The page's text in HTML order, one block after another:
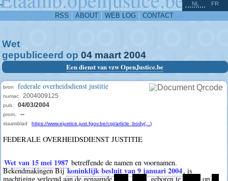
-
RSS ABOUT WEB LOG CONTACT
NL FR
Wet
gepubliceerd op 04 maart 2004
Een dienst van vzw OpenJustice.be
bron federale overheidsdienst justitie
numac 2004009125
pub. 04/03/2004
prom. --
staatsblad https://www.ejustice.just.fgov.be/cgi/article_body(...)
FEDERALE OVERHEIDSDIENST JUSTITIE
Wet van 15 mei 1987 betreffende de namen en voornamen.
Bekendmakingen Bijkoninklijk besluit van 9 januari 2004, is
machtiging verleend aan de genaamde ****, ****, geboren te op
^